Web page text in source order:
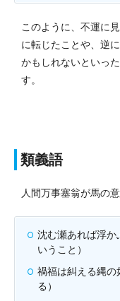
このように、不運に
に転じたことや、逆
かもしれないといっ
す。
類義語
人間万事塞翁が馬の
沈む瀬あれば浮か
いうこと）
禍福は糾える縄の
る）